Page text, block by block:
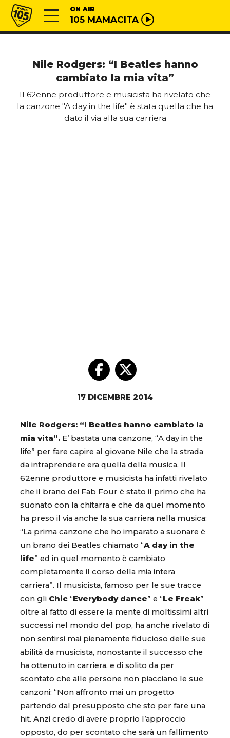
Vai al contenuto
Radio 105 ON AIR
105 MAMACITA
Nile Rodgers: “I Beatles hanno
cambiato la mia vita”
Il 62enne produttore e musicista ha rivelato che
la canzone "A day in the life" è stata quella che ha
dato il via alla sua carriera
17 DICEMBRE 2014
Nile Rodgers: “I Beatles hanno cambiato la
mia vita”. E’ bastata una canzone, “A day in the
life” per fare capire al giovane Nile che la strada
da intraprendere era quella della musica. Il
62enne produttore e musicista ha infatti rivelato
che il brano dei Fab Four è stato il primo che ha
suonato con la chitarra e che da quel momento
ha preso il via anche la sua carriera nella musica:
“La prima canzone che ho imparato a suonare è
un brano dei Beatles chiamato “A day in the
life” ed in quel momento è cambiato
completamente il corso della mia intera
carriera”. Il musicista, famoso per le sue tracce
con gli Chic “Everybody dance” e “Le Freak”
oltre al fatto di essere la mente di moltissimi altri
successi nel mondo del pop, ha anche rivelato di
non sentirsi mai pienamente fiducioso delle sue
abilità da musicista, nonostante il successo che
ha ottenuto in carriera, e di solito da per
scontato che alle persone non piacciano le sue
canzoni: “Non affronto mai un progetto
partendo dal presupposto che sto per fare una
hit. Anzi credo di avere proprio l’approccio
opposto, do per scontato che sarà un fallimento